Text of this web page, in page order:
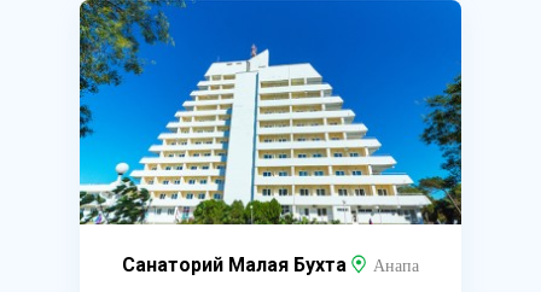
Санаторий Малая Бухта Анапа